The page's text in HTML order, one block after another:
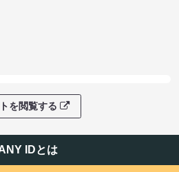
を閲覧する
IDとは